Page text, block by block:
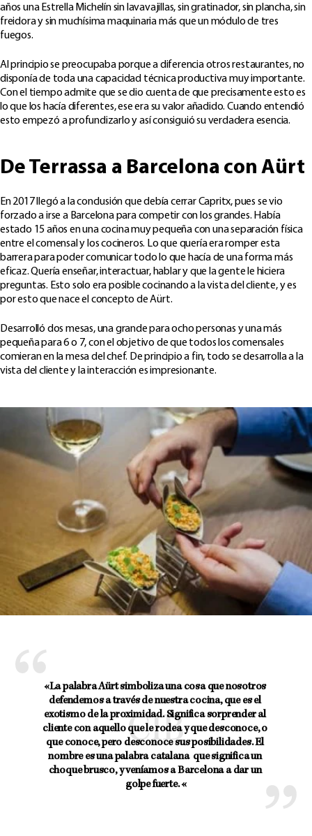
años una Estrella Michelín sin lavavajillas, sin gratinador, sin plancha, sin
freidora y sin muchísima maquinaria más que un módulo de tres
fuegos.
Al principio se preocupaba porque a diferencia otros restaurantes, no
disponía de toda una capacidad técnica productiva muy importante.
Con el tiempo admite que se dio cuenta de que precisamente esto es
lo que los hacía diferentes, ese era su valor añadido. Cuando entendió
esto empezó a profundizarlo y así consiguió su verdadera esencia.
De Terrassa a Barcelona con Aürt
En 2017 llegó a la conclusión que debía cerrar Capritx, pues se vio
forzado a irse a Barcelona para competir con los grandes. Había
estado 15 años en una cocina muy pequeña con una separación física
entre el comensal y los cocineros. Lo que quería era romper esta
barrera para poder comunicar todo lo que hacía de una forma más
eficaz. Quería enseñar, interactuar, hablar y que la gente le hiciera
preguntas. Esto solo era posible cocinando a la vista del cliente, y es
por esto que nace el concepto de Aürt.
Desarrolló dos mesas, una grande para ocho personas y una más
pequeña para 6 o 7, con el objetivo de que todos los comensales
comieran en la mesa del chef. De principio a fin, todo se desarrolla a la
vista del cliente y la interacción es impresionante.
«La palabra Aürt simboliza una cosa que nosotros
defendemos a través de nuestra cocina, que es el
exotismo de la proximidad. Significa sorprender al
cliente con aquello que le rodea y que desconoce, o
que conoce, pero desconoce sus posibilidades. El
nombre es una palabra catalana  que significa un
choque brusco, y veníamos a Barcelona a dar un
golpe fuerte. «